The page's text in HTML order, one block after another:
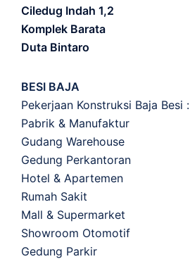
Ciledug Indah 1,2
Komplek Barata
Duta Bintaro
BESI BAJA
Pekerjaan Konstruksi Baja Besi :
Pabrik & Manufaktur
Gudang Warehouse
Gedung Perkantoran
Hotel & Apartemen
Rumah Sakit
Mall & Supermarket
Showroom Otomotif
Gedung Parkir